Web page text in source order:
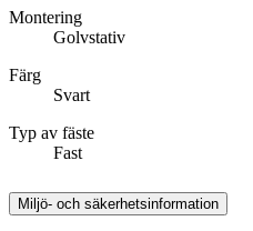
Montering
Golvstativ
Färg
Svart
Typ av fäste
Fast
Miljö- och säkerhetsinformation